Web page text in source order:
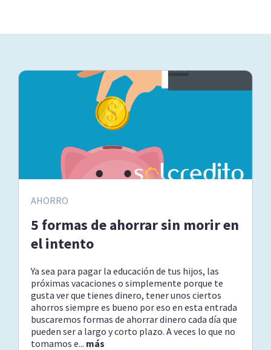
AHORRO
5 formas de ahorrar sin morir en
el intento
Ya sea para pagar la educación de tus hijos, las
próximas vacaciones o simplemente porque te
gusta ver que tienes dinero, tener unos ciertos
ahorros siempre es bueno por eso en esta entrada
buscaremos formas de ahorrar dinero cada día que
pueden ser a largo y corto plazo. A veces lo que no
tomamos e... más